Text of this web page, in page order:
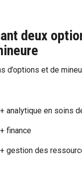
deux
d’options et de
analytique en soins
finance
gestion des